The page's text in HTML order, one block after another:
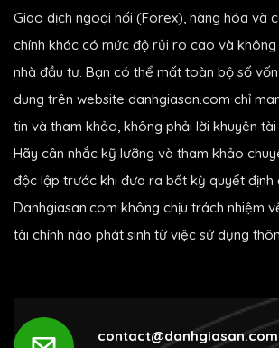
Giao dịch ngoại hối (Forex), hàng hóa và
chính khác có mức độ rủi ro cao và
nhà đầu tư. Bạn có thể mất toàn bộ số
dung trên website danhgiasan.com chỉ
tin và tham khảo, không phải lời khuyên
Hãy cân nhắc kỹ lưỡng và tham khảo
độc lập trước khi đưa ra bất kỳ quyết định
Danhgiasan.com không chịu trách nhiệm
tài chính nào phát sinh từ việc sử dụng
contact@danhgiasan.com